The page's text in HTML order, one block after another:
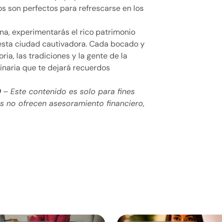
son perfectos para refrescarse en los
experimentarás el rico patrimonio
ciudad cautivadora. Cada bocado y
las tradiciones y la gente de la
que te dejará recuerdos
– Este contenido es solo para fines
no ofrecen asesoramiento financiero,